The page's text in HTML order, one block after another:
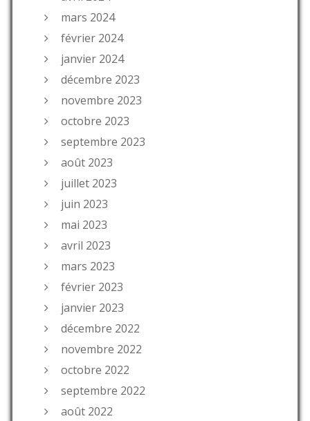
mars 2024
février 2024
janvier 2024
décembre 2023
novembre 2023
octobre 2023
septembre 2023
août 2023
juillet 2023
juin 2023
mai 2023
avril 2023
mars 2023
février 2023
janvier 2023
décembre 2022
novembre 2022
octobre 2022
septembre 2022
août 2022